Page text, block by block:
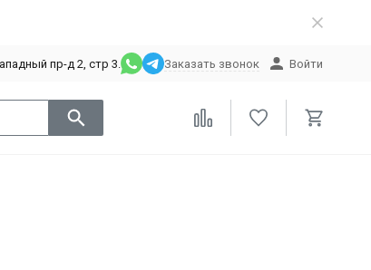
пр-д 2, стр 3. Заказать звонок Войти